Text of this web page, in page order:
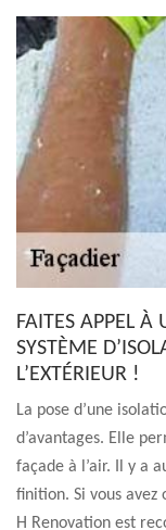
FAITES APPEL À
SYSTÈME
L’EXTÉRIEUR !
La pose d’une
d’avantages. Elle
façade à l’air. Il y a
finition. Si vous avez
H Renovation est